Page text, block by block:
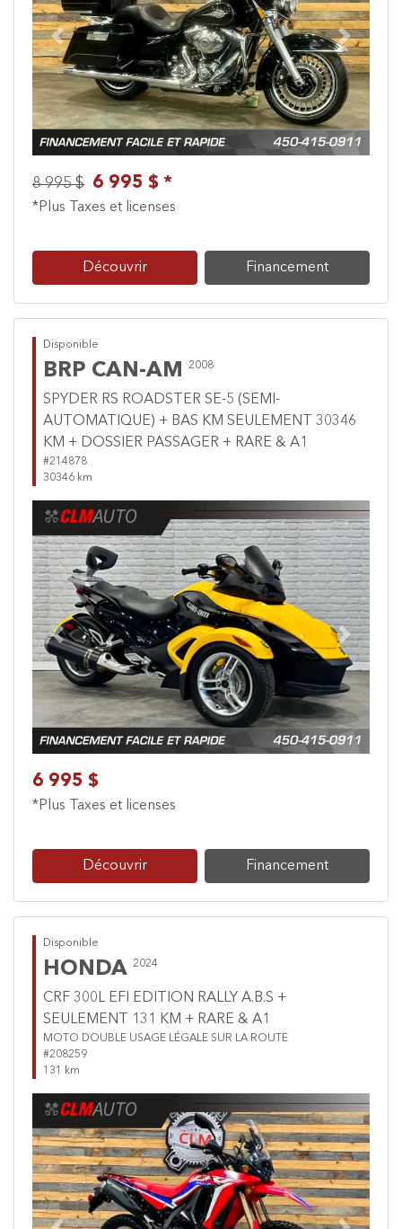
Previous Next
8 995 $ 6 995 $ *
*Plus Taxes et licenses
Découvrir Financement
Disponible
BRP CAN-AM 2008
SPYDER RS ROADSTER SE-5 (SEMI-
AUTOMATIQUE) + BAS KM SEULEMENT 30346
KM + DOSSIER PASSAGER + RARE & A1
#214878
30346 km
Previous Next
6 995 $
*Plus Taxes et licenses
Découvrir Financement
Disponible
HONDA 2024
CRF 300L EFI EDITION RALLY A.B.S +
SEULEMENT 131 KM + RARE & A1
MOTO DOUBLE USAGE LÉGALE SUR LA ROUTE
#208259
131 km